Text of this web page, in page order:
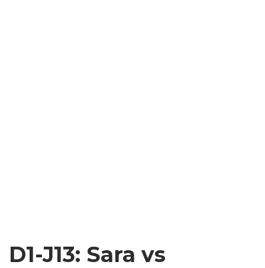
D1-J13: Sara vs